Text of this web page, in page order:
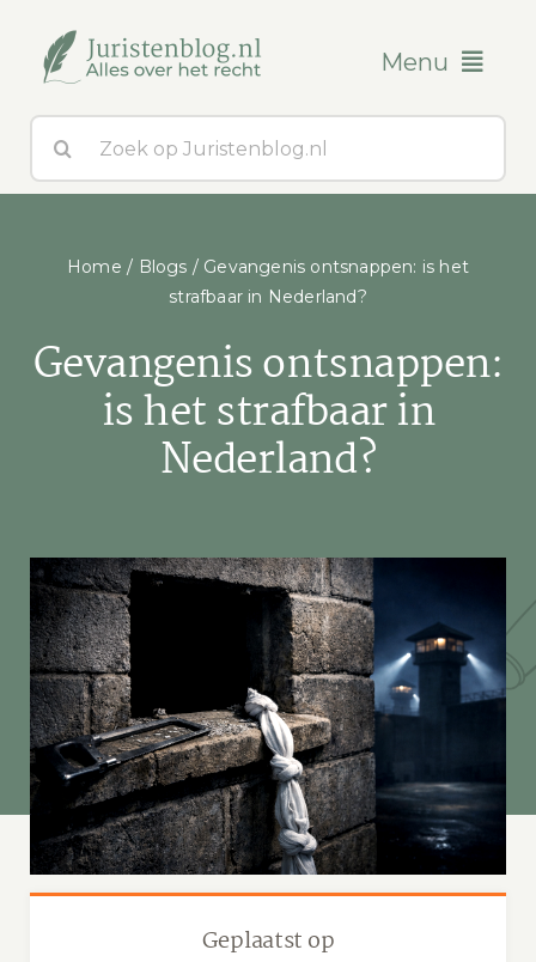
inhoud
Menu
Blogs
naar:
Home / Blogs / Gevangenis ontsnappen: is het
strafbaar in Nederland?
Gevangenis ontsnappen:
is het strafbaar in
Nederland?
Geplaatst op